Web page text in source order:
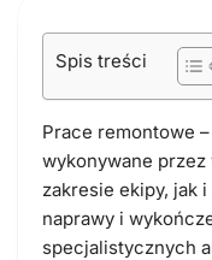
Spis treści
Prace remontowe
wykonywane
zakresie ekipy, jak
naprawy i
specjalistycznych